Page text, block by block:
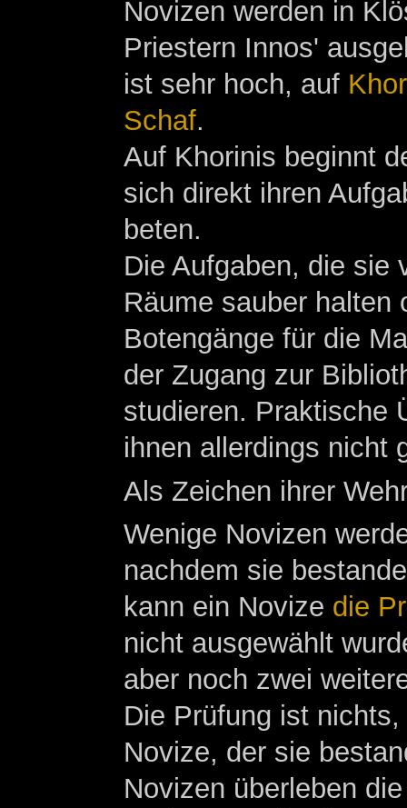
Novizen werden in
Priestern Innos'
ist sehr hoch, auf
Schaf.
Auf Khorinis beginnt
sich direkt ihren
beten.
Die Aufgaben, die sie
Räume sauber halten
Botengänge für die
der Zugang zur
studieren. Praktische
ihnen allerdings nicht
Als Zeichen ihrer
Wenige Novizen
nachdem sie
kann ein Novize die
nicht ausgewählt
aber noch zwei
Die Prüfung ist
Novize, der sie
Novizen überleben